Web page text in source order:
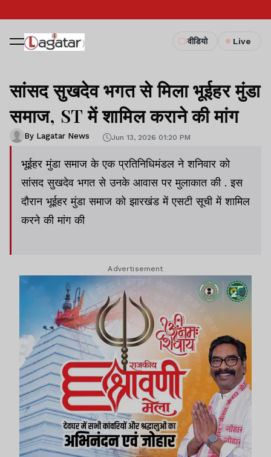
वीडियो Live
सांसद सुखदेव भगत से मिला भूईहर मुंडा
समाज, ST में शामिल कराने की मांग
By Lagatar News Jun 13, 2026 01:20 PM
भूईहर मुंडा समाज के एक प्रतिनिधिमंडल ने शनिवार को
सांसद सुखदेव भगत से उनके आवास पर मुलाकात की . इस
दौरान भूईहर मुंडा समाज को झारखंड में एसटी सूची में शामिल
करने की मांग की
Advertisement